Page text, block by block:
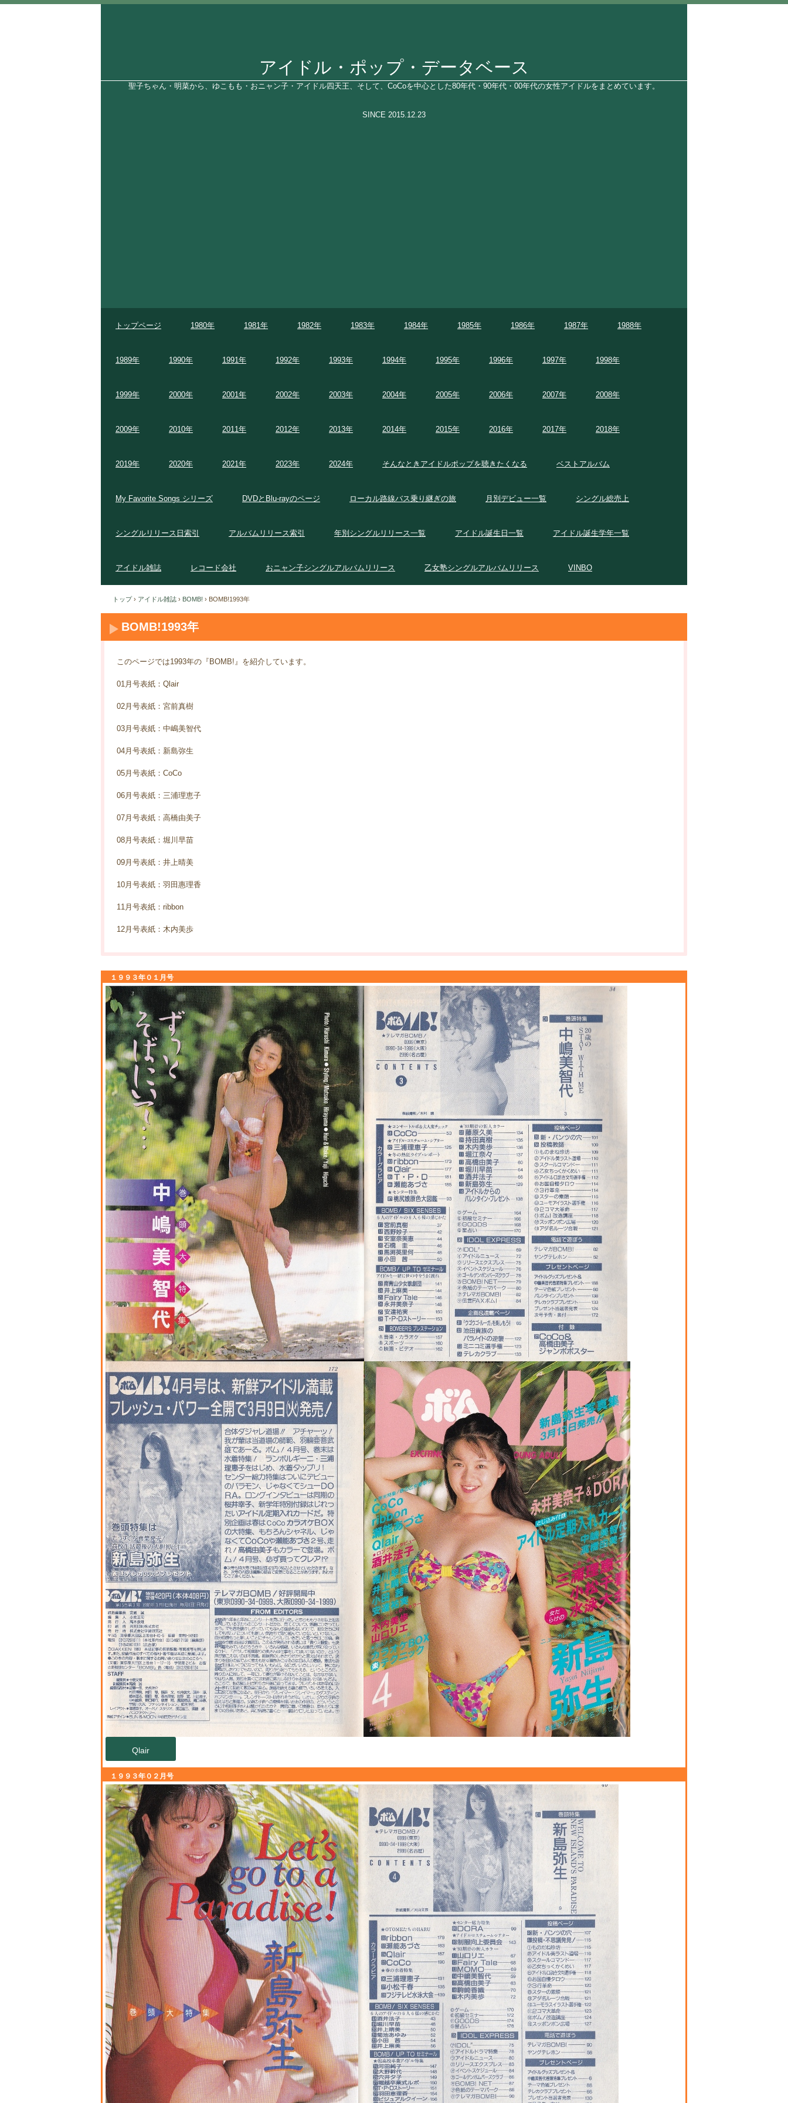
アイドル・ポップ・データベース
聖子ちゃん・明菜から、ゆこもも・おニャン子・アイドル四天王、そして、CoCoを中心とした80年代・90年代・00年代の女性アイドルをまとめています。
SINCE 2015.12.23
トップページ 1980年 1981年 1982年 1983年 1984年 1985年 1986年 1987年 1988年
1989年 1990年 1991年 1992年 1993年 1994年 1995年 1996年 1997年 1998年
1999年 2000年 2001年 2002年 2003年 2004年 2005年 2006年 2007年 2008年
2009年 2010年 2011年 2012年 2013年 2014年 2015年 2016年 2017年 2018年
2019年 2020年 2021年 2023年 2024年 そんなときアイドルポップを聴きたくなる ベストアルバム
My Favorite Songs シリーズ DVDとBlu-rayのページ ローカル路線バス乗り継ぎの旅 月別デビュー一覧 シングル総売上
シングルリリース日索引 アルバムリリース索引 年別シングルリリース一覧 アイドル誕生日一覧 アイドル誕生学年一覧
アイドル雑誌 レコード会社 おニャン子シングルアルバムリリース 乙女塾シングルアルバムリリース VINBO
トップ › アイドル雑誌 › BOMB! › BOMB!1993年
BOMB!1993年
このページでは1993年の『BOMB!』を紹介しています。
01月号表紙：Qlair
02月号表紙：宮前真樹
03月号表紙：中嶋美智代
04月号表紙：新島弥生
05月号表紙：CoCo
06月号表紙：三浦理恵子
07月号表紙：高橋由美子
08月号表紙：堀川早苗
09月号表紙：井上晴美
10月号表紙：羽田惠理香
11月号表紙：ribbon
12月号表紙：木内美歩
１９９３年０１月号
Qlair
１９９３年０２月号